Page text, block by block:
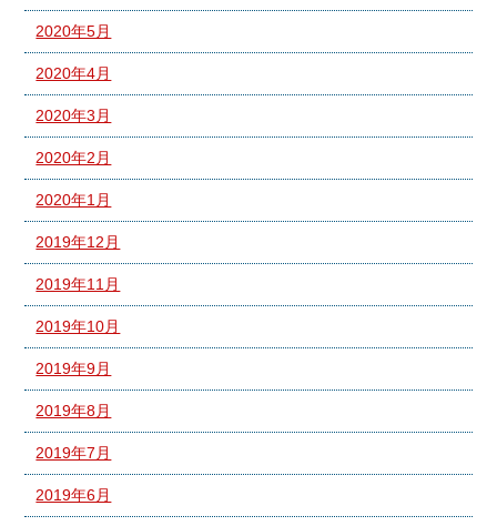
2020年5月
2020年4月
2020年3月
2020年2月
2020年1月
2019年12月
2019年11月
2019年10月
2019年9月
2019年8月
2019年7月
2019年6月